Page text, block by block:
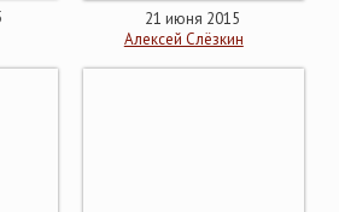
21 июня 2015
Алексей Слёзкин